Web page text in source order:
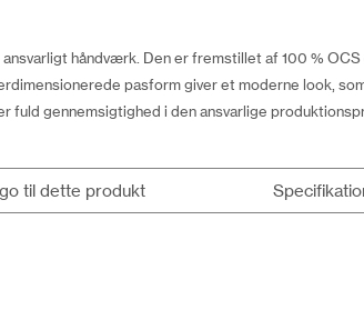
håndværk. Den er fremstillet af 100 %
pasform giver et moderne look,
fuld gennemsigtighed i den ansvarlige
til dette produkt